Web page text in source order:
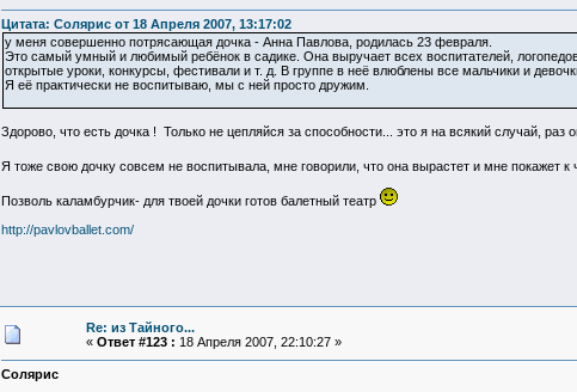
Цитата: Солярис от 18 Апреля 2007, 13:17:02
у меня совершенно потрясающая дочка - Анна Павлова, родилась 23 февраля.
Это самый умный и любимый ребёнок в садике. Она выручает всех воспитателей,
открытые уроки, конкурсы, фестивали и т. д. В группе в неё влюблены все мальчики и
Я её практически не воспитываю, мы с ней просто дружим.
Здорово, что есть дочка ! Только не цепляйся за способности... это я на всякий случай, раз
Я тоже свою дочку совсем не воспитывала, мне говорили, что она вырастет и мне покажет к
Позволь каламбурчик- для твоей дочки готов балетный театр
http://pavlovballet.com/
Re: из Тайного...
« Ответ #123 : 18 Апреля 2007, 22:10:27 »
Солярис